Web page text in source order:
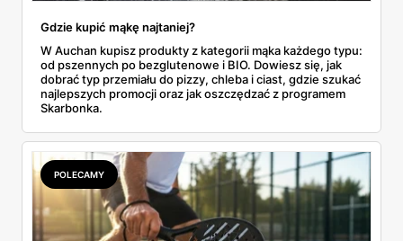
Gdzie kupić mąkę najtaniej?
W Auchan kupisz produkty z kategorii mąka każdego typu:
od pszennych po bezglutenowe i BIO. Dowiesz się, jak
dobrać typ przemiału do pizzy, chleba i ciast, gdzie szukać
najlepszych promocji oraz jak oszczędzać z programem
Skarbonka.
POLECAMY